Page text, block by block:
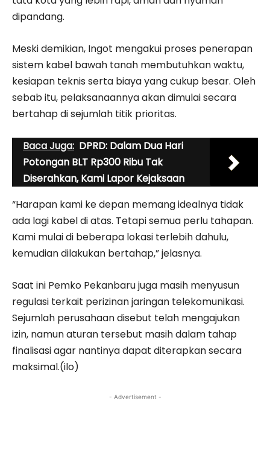
dipandang.
Meski demikian, Ingot mengakui proses penerapan
sistem kabel bawah tanah membutuhkan waktu,
kesiapan teknis serta biaya yang cukup besar. Oleh
sebab itu, pelaksanaannya akan dimulai secara
bertahap di sejumlah titik prioritas.
Baca Juga: DPRD: Dalam Dua Hari
Potongan BLT Rp300 Ribu Tak
Diserahkan, Kami Lapor Kejaksaan
“Harapan kami ke depan memang idealnya tidak
ada lagi kabel di atas. Tetapi semua perlu tahapan.
Kami mulai di beberapa lokasi terlebih dahulu,
kemudian dilakukan bertahap,” jelasnya.
Saat ini Pemko Pekanbaru juga masih menyusun
regulasi terkait perizinan jaringan telekomunikasi.
Sejumlah perusahaan disebut telah mengajukan
izin, namun aturan tersebut masih dalam tahap
finalisasi agar nantinya dapat diterapkan secara
maksimal.(ilo)
- Advertisement -